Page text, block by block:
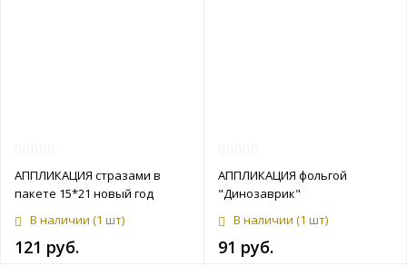
АППЛИКАЦИЯ стразами в
пакете 15*21 новый год
В наличии (1 шт)
121 руб.
АППЛИКАЦИЯ фольгой
"Динозаврик"
В наличии (1 шт)
91 руб.